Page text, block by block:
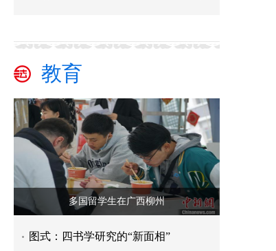
教育
多国留学生在广西柳州
图式：四书学研究的“新面相”